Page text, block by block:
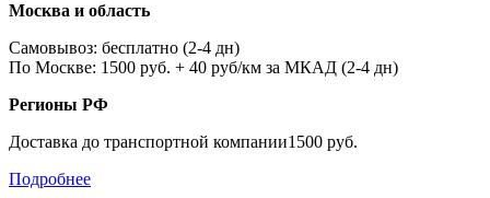
Москва и область
Самовывоз: бесплатно (2-4 дн)
По Москве: 1500 руб. + 40 руб/км за МКАД (2-4 дн)
Регионы РФ
Доставка до транспортной компании1500 руб.
Подробнее